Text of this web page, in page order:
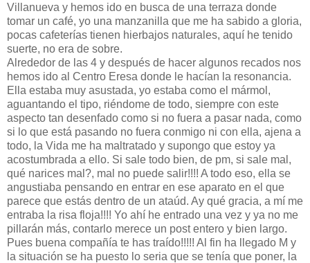
Villanueva y hemos ido en busca de una terraza donde
tomar un café, yo una manzanilla que me ha sabido a gloria,
pocas cafeterías tienen hierbajos naturales, aquí he tenido
suerte, no era de sobre.
Alrededor de las 4 y después de hacer algunos recados nos
hemos ido al Centro Eresa donde le hacían la resonancia.
Ella estaba muy asustada, yo estaba como el mármol,
aguantando el tipo, riéndome de todo, siempre con este
aspecto tan desenfado como si no fuera a pasar nada, como
si lo que está pasando no fuera conmigo ni con ella, ajena a
todo, la Vida me ha maltratado y supongo que estoy ya
acostumbrada a ello. Si sale todo bien, de pm, si sale mal,
qué narices mal?, mal no puede salir!!!! A todo eso, ella se
angustiaba pensando en entrar en ese aparato en el que
parece que estás dentro de un ataúd. Ay qué gracia, a mí me
entraba la risa floja!!!! Yo ahí he entrado una vez y ya no me
pillarán más, contarlo merece un post entero y bien largo.
Pues buena compañía te has traído!!!!! Al fin ha llegado M y
la situación se ha puesto lo seria que se tenía que poner, la